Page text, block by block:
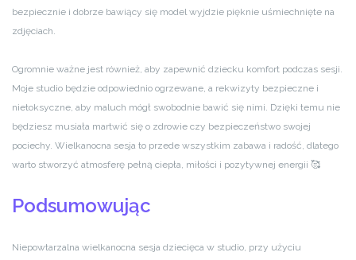
bezpiecznie i dobrze bawiący się model wyjdzie pięknie uśmiechnięte na
zdjęciach.
Ogromnie ważne jest również, aby zapewnić dziecku komfort podczas sesji.
Moje studio będzie odpowiednio ogrzewane, a rekwizyty bezpieczne i
nietoksyczne, aby maluch mógł swobodnie bawić się nimi. Dzięki temu nie
będziesz musiała martwić się o zdrowie czy bezpieczeństwo swojej
pociechy. Wielkanocna sesja to przede wszystkim zabawa i radość, dlatego
warto stworzyć atmosferę pełną ciepła, miłości i pozytywnej energii 🥰
Podsumowując
Niepowtarzalna wielkanocna sesja dziecięca w studio, przy użyciu